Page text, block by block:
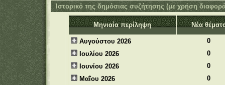
Ιστορικό της δημόσιας συζήτησης (με χρήση
Μηνιαία περίληψη Νέα
Αυγούστου 2026
0
Ιουλίου 2026
0
Ιουνίου 2026
0
Μαΐου 2026
0